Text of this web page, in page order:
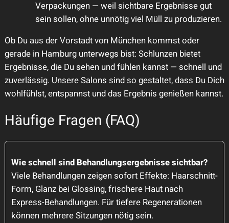
Verpackungen — weil sichtbare Ergebnisse gut
sein sollen, ohne unnötig viel Müll zu produzieren.
Ob Du aus der Vorstadt von München kommst oder
gerade in Hamburg unterwegs bist: Schlunzen bietet
Ergebnisse, die Du sehen und fühlen kannst — schnell und
zuverlässig. Unsere Salons sind so gestaltet, dass Du Dich
wohlfühlst, entspannst und das Ergebnis genießen kannst.
Häufige Fragen (FAQ)
Wie schnell sind Behandlungsergebnisse sichtbar?
Viele Behandlungen zeigen sofort Effekte: Haarschnitt-
Form, Glanz bei Glossing, frischere Haut nach
Express-Behandlungen. Für tiefere Regenerationen
können mehrere Sitzungen nötig sein.